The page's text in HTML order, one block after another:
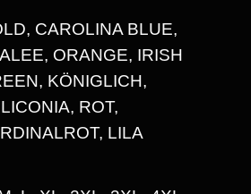
CAROLINA BLUE,
ORANGE, IRISH
KÖNIGLICH,
ROT,
LILA